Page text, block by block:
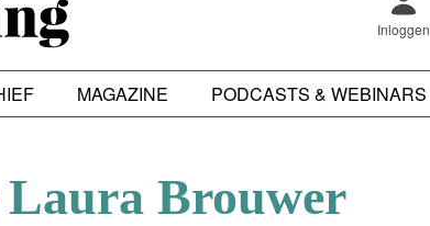
Inloggen
MAGAZINE PODCASTS & WEBINARS
Brouwer